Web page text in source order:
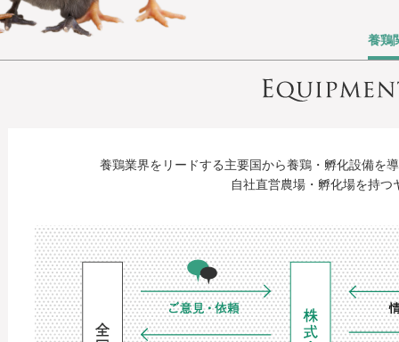
養鶏
養鶏業界をリードする主要国から養鶏・孵化設備を
自社直営農場・孵化場を持